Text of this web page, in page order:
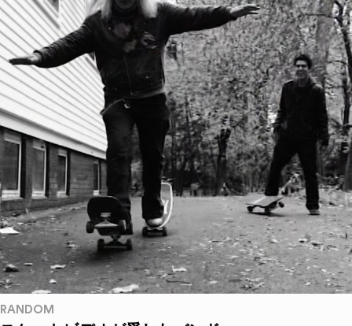
RANDOM